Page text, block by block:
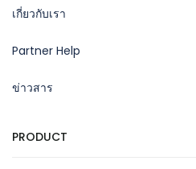
เกี่ยวกับเรา
Partner Help
ข่าวสาร
PRODUCT